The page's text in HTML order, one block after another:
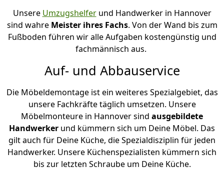
Unsere Umzugshelferund Handwerker in Hannover
sind wahre Meister ihres Fachs. Von der Wand bis zum
Fußboden führen wir alle Aufgaben kostengünstig und
fachmännisch aus.
Auf- und Abbauservice
Die Möbeldemontage ist ein weiteres Spezialgebiet, das
unsere Fachkräfte täglich umsetzen. Unsere
Möbelmonteure in Hannover sind ausgebildete
Handwerker und kümmern sich um Deine Möbel. Das
gilt auch für Deine Küche, die Spezialdisziplin für jeden
Handwerker. Unsere Küchenspezialisten kümmern sich
bis zur letzten Schraube um Deine Küche.